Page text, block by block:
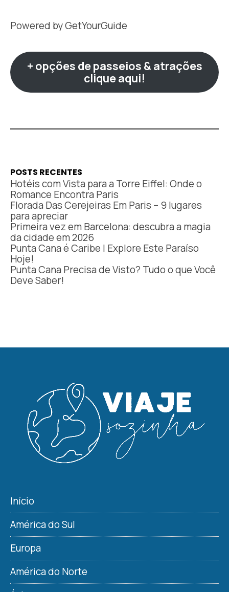
Powered byGetYourGuide
+ opções de passeios & atrações
clique aqui!
POSTS RECENTES
Hotéis com Vista para a Torre Eiffel: Onde o
Romance Encontra Paris
Florada Das Cerejeiras Em Paris – 9 lugares
para apreciar
Primeira vez em Barcelona: descubra a magia
da cidade em 2026
Punta Cana é Caribe | Explore Este Paraíso
Hoje!
Punta Cana Precisa de Visto? Tudo o que Você
Deve Saber!
Início
América do Sul
Europa
América do Norte